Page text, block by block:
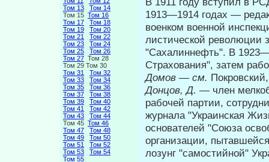
Том 13
Том 14
Том 15 Том 16
Том 17
Том 18
Том 19
Том 20
Том 21
Том 22
Том 23
Том 24
Том 25
Том 26
Том 27 Том 28
Том 29 Том 30
Том 31
Том 32
Том 33
Том 34
Том 35
Том 36
Том 37
Том 38
Том 39
Том 40
Том 41
Том 42
Том 43
Том 44
Том 45 Том 46
Том 47
Том 48
Том 49
Том 50
Том 51
Том 52
Том 53
Том 54
Том 55
1913—1914 годах —
военком военной
листической революции
"Сахалиннефть". В
Страхования", затем
Домов — см.
Донцов, Д. — член
рабочей партии,
журнала "Украинская
основателей "Союза
организации,
лозунг "самостийной"